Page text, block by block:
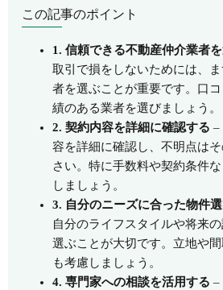
この記事のポイント
1. 信頼できる不動産仲介業者
取引で損をしないためには、
者を選ぶことが重要です。口
績のある業者を選びましょう。
2. 契約内容を詳細に確認する –
容を詳細に確認し、不明点は
さい。特に手数料や契約条件
しましょう。
3. 自分のニーズに合った物件
自分のライフスタイルや将来
選ぶことが大切です。立地や
も考慮しましょう。
4. 専門家への相談を活用する –